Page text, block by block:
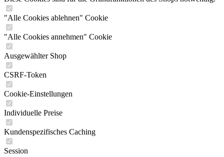
"Alle Cookies ablehnen" Cookie
"Alle Cookies annehmen" Cookie
Ausgewählter Shop
CSRF-Token
Cookie-Einstellungen
Individuelle Preise
Kundenspezifisches Caching
Session